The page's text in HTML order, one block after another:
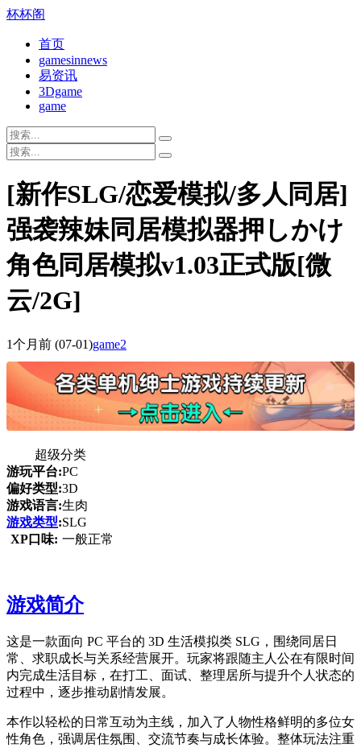
杯杯阁
首页
gamesinnews
易资讯
3Dgame
game
[新作SLG/恋爱模拟/多人同居]
强袭辣妹同居模拟器押しかけ
角色同居模拟v1.03正式版[微
云/2G]
1个月前 (07-01)game2
超级分类
游玩平台:PC
偏好类型:3D
游戏语言:生肉
游戏类型:SLG
XP口味: 一般正常
游戏简介
这是一款面向 PC 平台的 3D 生活模拟类 SLG，围绕同居日
常、求职成长与关系经营展开。玩家将跟随主人公在有限时间
内完成生活目标，在打工、面试、整理居所与提升个人状态的
过程中，逐步推动剧情发展。
本作以轻松的日常互动为主线，加入了人物性格鲜明的多位女
性角色，强调居住氛围、交流节奏与成长体验。整体玩法注重